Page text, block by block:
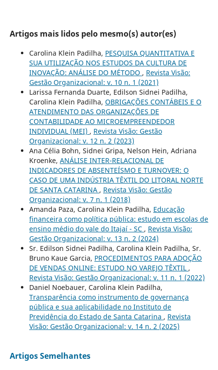
Artigos mais lidos pelo mesmo(s) autor(es)
Carolina Klein Padilha, PESQUISA QUANTITATIVA E
SUA UTILIZAÇÃO NOS ESTUDOS DA CULTURA DE
INOVAÇÃO: ANÁLISE DO MÉTODO , Revista Visão:
Gestão Organizacional: v. 10 n. 1 (2021)
Larissa Fernanda Duarte, Edilson Sidnei Padilha,
Carolina Klein Padilha, OBRIGAÇÕES CONTÁBEIS E O
ATENDIMENTO DAS ORGANIZAÇÕES DE
CONTABILIDADE AO MICROEMPREENDEDOR
INDIVIDUAL (MEI) , Revista Visão: Gestão
Organizacional: v. 12 n. 2 (2023)
Ana Célia Bohn, Sidnei Gripa, Nelson Hein, Adriana
Kroenke, ANÁLISE INTER-RELACIONAL DE
INDICADORES DE ABSENTEÍSMO E TURNOVER: O
CASO DE UMA INDÚSTRIA TÊXTIL DO LITORAL NORTE
DE SANTA CATARINA , Revista Visão: Gestão
Organizacional: v. 7 n. 1 (2018)
Amanda Paza, Carolina Klein Padilha, Educação
financeira como política pública: estudo em escolas de
ensino médio do vale do Itajaí - SC , Revista Visão:
Gestão Organizacional: v. 13 n. 2 (2024)
Sr. Edilson Sidnei Padilha, Carolina Klein Padilha, Sr.
Bruno Kaue Garcia, PROCEDIMENTOS PARA ADOÇÃO
DE VENDAS ONLINE: ESTUDO NO VAREJO TÊXTIL ,
Revista Visão: Gestão Organizacional: v. 11 n. 1 (2022)
Daniel Noebauer, Carolina Klein Padilha,
Transparência como instrumento de governança
pública e sua aplicabilidade no Instituto de
Previdência do Estado de Santa Catarina , Revista
Visão: Gestão Organizacional: v. 14 n. 2 (2025)
Artigos Semelhantes